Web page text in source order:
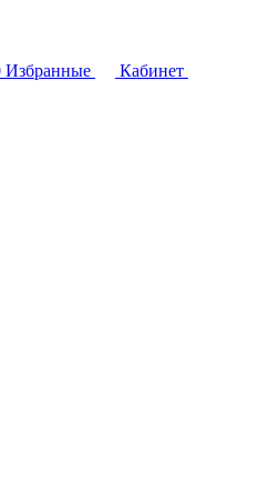
Избранные
Кабинет